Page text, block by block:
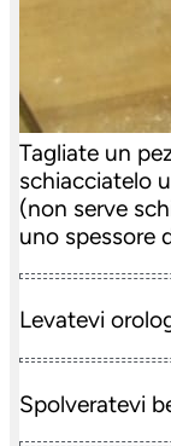
Tagliate un
schiacciatelo
(non serve
uno spessore
Levatevi
Spolveratevi